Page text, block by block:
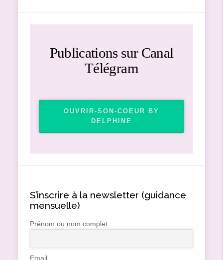
Publications sur Canal
Télégram
OUVRIR-SON-COEUR BY
DELPHINE
S’inscrire à la newsletter (guidance
mensuelle)
Prénom ou nom complet
Email